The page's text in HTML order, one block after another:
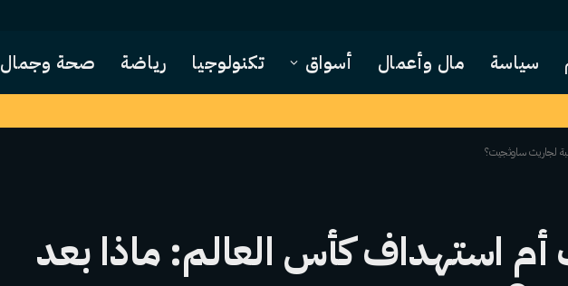
سياسة مال وأعمال أسواق تكنولوجيا رياضة صحة وجمال
لجاريث ساوثجيت؟
استهداف كأس العالم: ماذا بعد